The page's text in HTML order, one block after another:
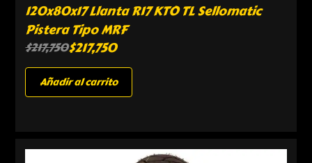
120x80x17 Llanta R17 KTO TL Sellomatic
Pistera Tipo MRF
$217,750$217,750
Añadir al carrito